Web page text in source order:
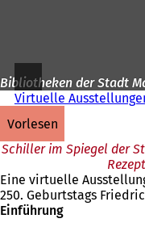
Bibliotheken der Stadt
Virtuelle
vorlesen
Schiller im Spiegel der
Eine virtuelle
250. Geburtstags
Einführung